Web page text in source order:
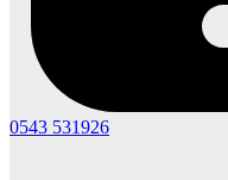
0543 531926